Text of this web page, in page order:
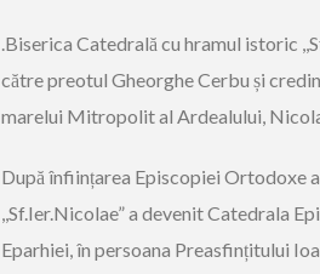
.Biserica Catedrală cu hramul istoric
către preotul Gheorghe Cerbu și
marelui Mitropolit al Ardealului,
După înființarea Episcopiei Ortodoxe
,,Sf.Ier.Nicolae” a devenit Catedrala
Eparhiei, în persoana Preasfințitului